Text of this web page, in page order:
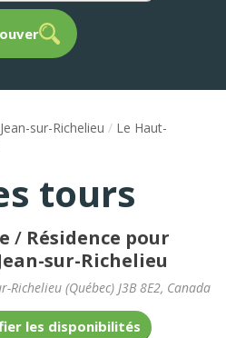
sur-Richelieu / Le Haut-
tours
/ Résidence pour
sur-Richelieu
Richelieu (Québec) J3B 8E2, Canada
les disponibilités